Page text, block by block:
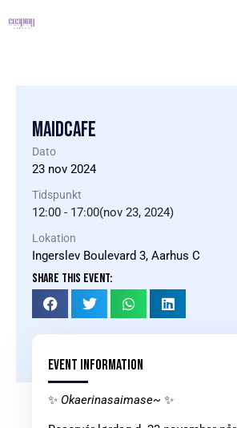
MAIDCAFE
Dato
23 nov 2024
Tidspunkt
12:00 - 17:00(nov 23, 2024)
Lokation
Ingerslev Boulevard 3, Aarhus C
SHARE THIS EVENT:
EVENT INFORMATION
✨ Okaerinasaimase~ ✨